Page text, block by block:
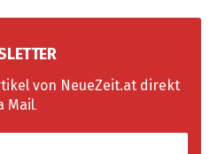
von NeueZeit.at direkt
Mail.